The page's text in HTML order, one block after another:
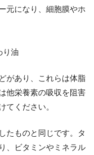
元になり、細胞膜やホ
り油
があり、これらは体脂
他栄養素の吸収を阻害
てください。
たものと同じです。タ
、ビタミンやミネラル